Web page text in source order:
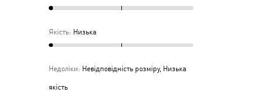
Якість: Низька
Недоліки: Невідповідність розміру, Низька
якість